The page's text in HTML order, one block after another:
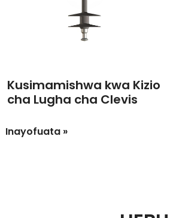
Kusimamishwa kwa Kizio
cha Lugha cha Clevis
Inayofuata »